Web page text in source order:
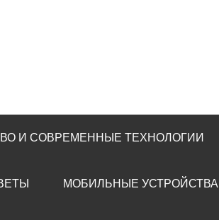
И СОВРЕМЕННЫЕ ТЕХНОЛОГИИ
МОБИЛЬНЫЕ УСТРОЙСТВА